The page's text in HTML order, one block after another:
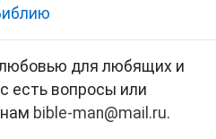
для любящих и
есть вопросы или
bible-man@mail.ru.